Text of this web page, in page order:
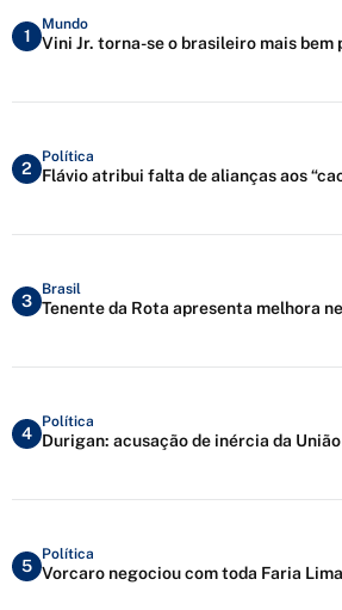
1
Mundo
Vini Jr. torna-se o brasileiro mais bem
2
Política
Flávio atribui falta de alianças aos
3
Brasil
Tenente da Rota apresenta melhora
4
Política
Durigan: acusação de inércia da
5
Política
Vorcaro negociou com toda Faria